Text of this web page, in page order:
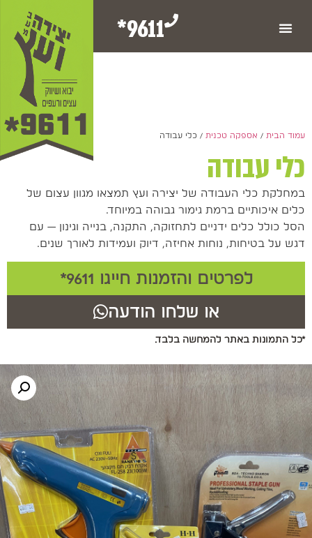
9611*
עמוד הבית / אספקה טכנית / כלי עבודה
כלי עבודה
במחלקת כלי העבודה של יצירה ועץ תמצאו מגוון עצום של
כלים איכותיים ברמת גימור גבוהה במיוחד.
הסל כולל כלים ידניים לתחזוקה, התקנה, בנייה וגינון — עם
דגש על בטיחות, נוחות אחיזה, דיוק ועמידות לאורך שנים.
לפרטים והזמנות חייגו 9611*
או שלחו הודעה
*כל התמונות באתר להמחשה בלבד.